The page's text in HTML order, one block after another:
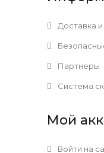
Доставка
Партнеры
Система
Мой
Войти на